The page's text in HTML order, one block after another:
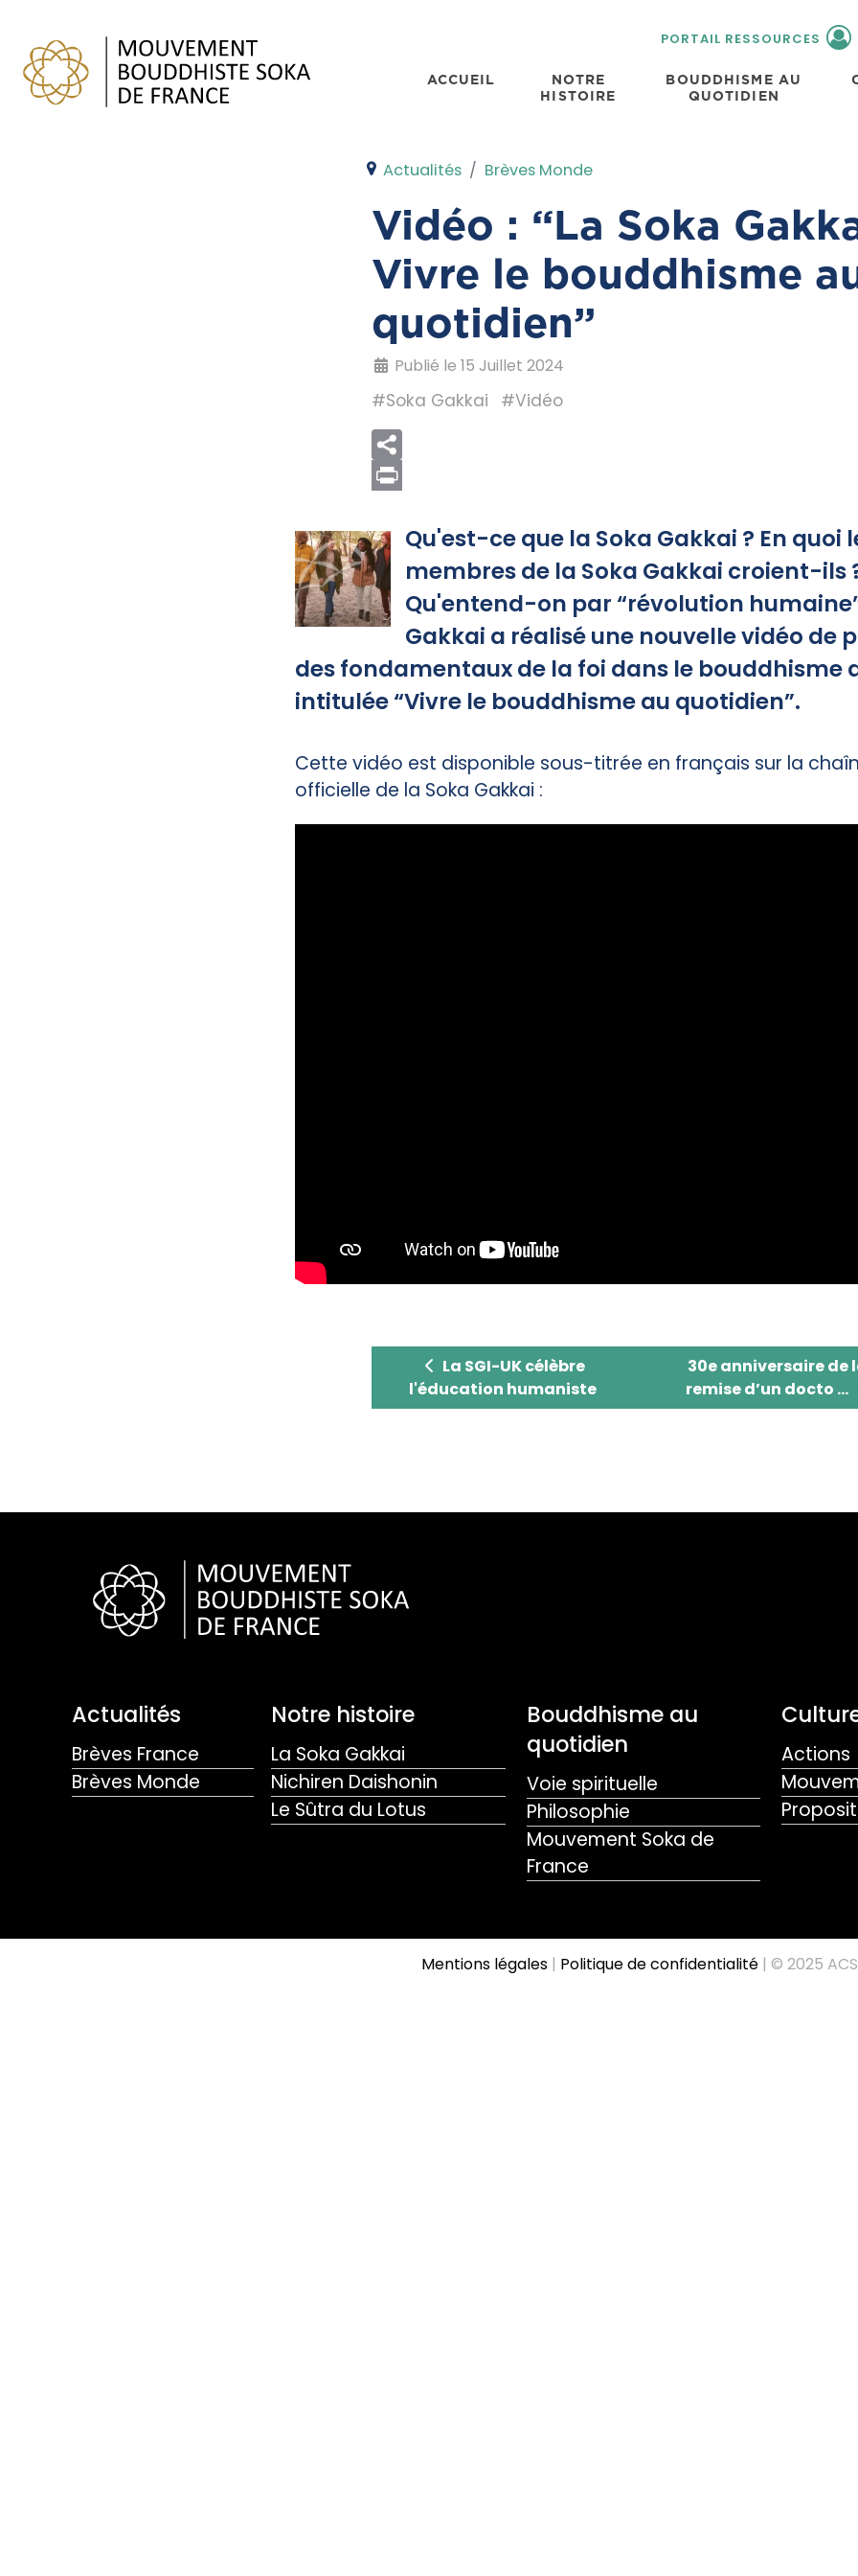
PORTAIL RESSOURCES
ACCUEIL
NOTRE
HISTOIRE
BOUDDHISME AU
QUOTIDIEN
Actualités Brèves Monde
Vidéo : “La Soka
Vivre le bouddhisme
quotidien”
Publié le 15 Juillet 2024
#Soka Gakkai #Vidéo
Qu'est-ce que la Soka Gakkai ? En quoi
membres de la Soka Gakkai croient-ils
Qu'entend-on par “révolution
Gakkai a réalisé une nouvelle vidéo de
des fondamentaux de la foi dans le bouddhisme
intitulée “Vivre le bouddhisme au quotidien”.
Cette vidéo est disponible sous-titrée en français sur la
officielle de la Soka Gakkai :
La SGI-UK célèbre l'éducation humaniste
La SGI-UK célèbre
l'éducation humaniste
30e anniversaire de
30e anniversaire de
remise d’un docto ...
Actualités
Brèves France
Brèves Monde
Notre histoire
La Soka Gakkai
Nichiren Daishonin
Le Sûtra du Lotus
Bouddhisme au
quotidien
Voie spirituelle
Philosophie
Mouvement Soka de
France
Actions
Mentions légales| Politique de confidentialité| © 2025